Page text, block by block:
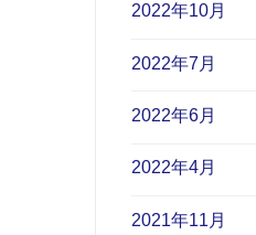
2022年10月
2022年7月
2022年6月
2022年4月
2021年11月